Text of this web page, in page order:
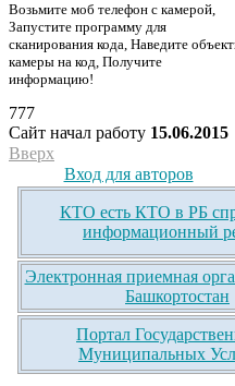
Возьмите моб телефон с камерой,
Запустите программу для
сканирования кода, Наведите
камеры на код, Получите
информацию!
777
Сайт начал работу 15.06.2015
Вверх
Вход для авторов
КТО есть КТО в РБ
информационный
Электронная приемная
Башкортостан
Портал
Муниципальных